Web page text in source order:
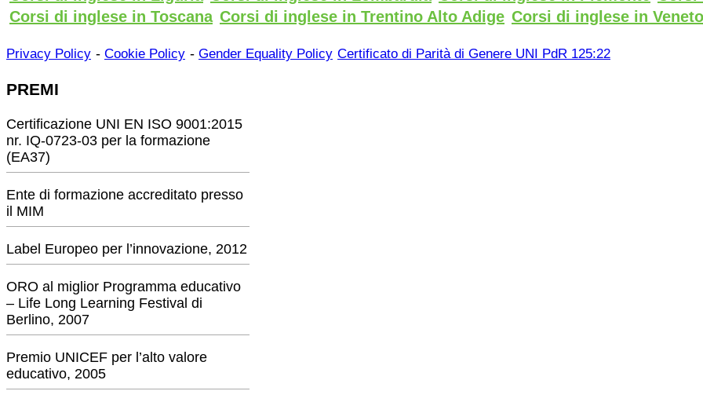
Corsi di inglese in Toscana Corsi di inglese in Trentino Alto Adige Corsi di inglese in Veneto
Privacy Policy - Cookie Policy - Gender Equality Policy Certificato di Parità di Genere UNI PdR 125:22
PREMI
Certificazione UNI EN ISO 9001:2015
nr. IQ-0723-03 per la formazione
(EA37)
Ente di formazione accreditato presso
il MIM
Label Europeo per l’innovazione, 2012
ORO al miglior Programma educativo
– Life Long Learning Festival di
Berlino, 2007
Premio UNICEF per l’alto valore
educativo, 2005